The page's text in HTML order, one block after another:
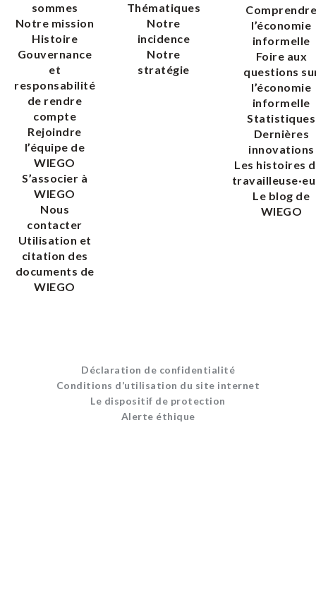
sommes
Notre mission
Histoire
Gouvernance
et
responsabilité
de rendre
compte
Rejoindre
l’équipe de
WIEGO
S’associer à
WIEGO
Nous
contacter
Utilisation et
citation des
documents de
WIEGO
Thématiques
Notre
incidence
Notre
stratégie
l’économie
informelle
Foire aux
questions
l’économie
informelle
Statistiques
Dernières
innovations
Les histoires
Le blog de
WIEGO
Déclaration de confidentialité
Conditions d’utilisation du site internet
Le dispositif de protection
Alerte éthique